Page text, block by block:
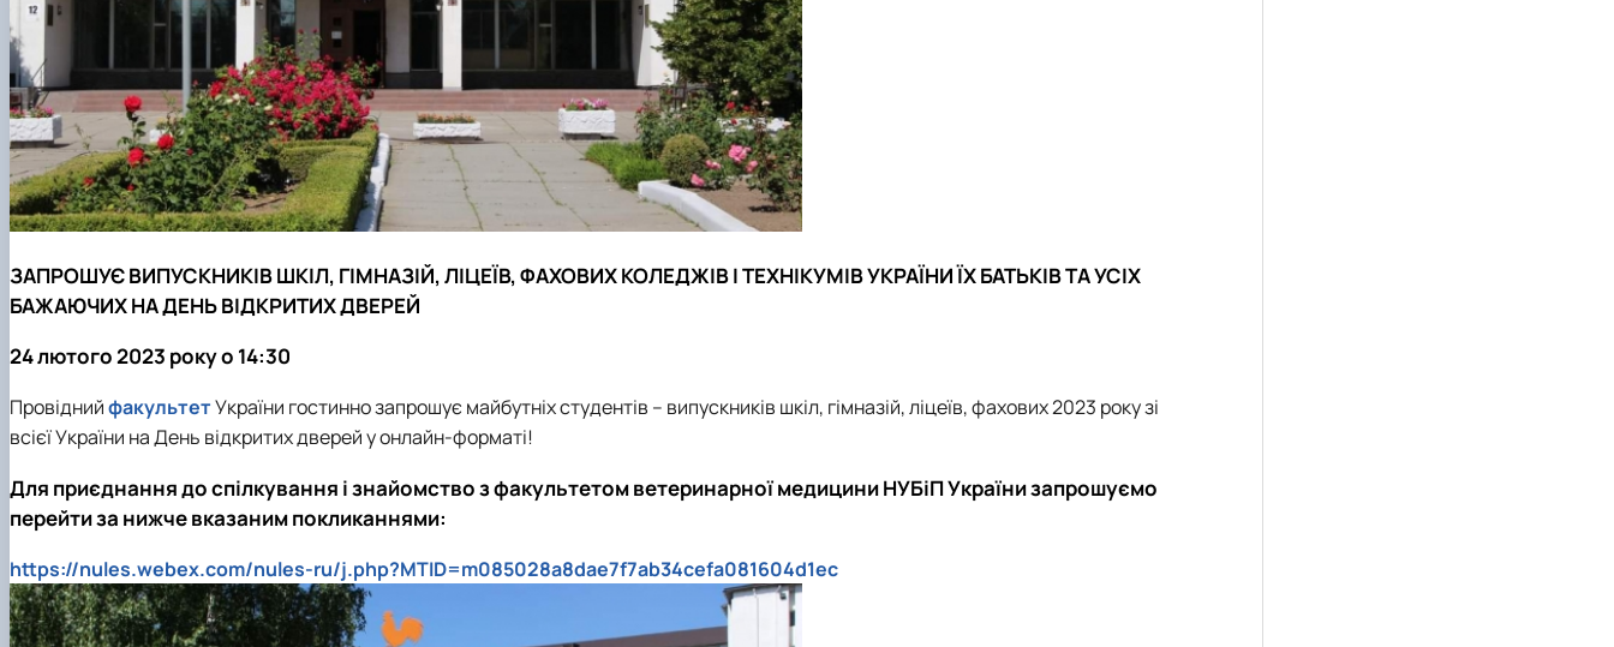
ЗАПРОШУЄ ВИПУСКНИКІВ ШКІЛ, ГІМНАЗІЙ, ЛІЦЕЇВ, ФАХОВИХ КОЛЕДЖІВ І ТЕХНІКУМІВУКРАЇНИЇХ БАТЬКІВ ТА УСІХ
БАЖАЮЧИХ НА ДЕНЬ ВІДКРИТИХ ДВЕРЕЙ
24 лютого 2023 року о 14:30
ПровіднийфакультетУкраїни гостинно запрошує майбутніх студентів – випускників шкіл, гімназій, ліцеїв, фахових 2023 року зі
всієї України на День відкритих дверей у онлайн-форматі!
Для приєднання до спілкування і знайомство зфакультетом ветеринарної медицини НУБіП Українизапрошуємо
перейти за нижче вказаним покликаннями:
https://nules.webex.com/nules-ru/j.php?MTID=m085028a8dae7f7ab34cefa081604d1ec